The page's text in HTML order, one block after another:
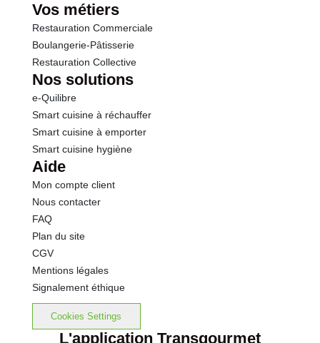
Vos métiers
Restauration Commerciale
Boulangerie-Pâtisserie
Restauration Collective
Nos solutions
e-Quilibre
Smart cuisine à réchauffer
Smart cuisine à emporter
Smart cuisine hygiène
Aide
Mon compte client
Nous contacter
FAQ
Plan du site
CGV
Mentions légales
Signalement éthique
Cookies Settings
L'application Transgourmet